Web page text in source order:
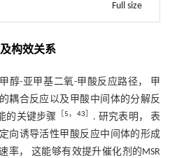
Full size
构效关系
醇-亚甲基二氧-甲酸反应路径， 甲
耦合反应以及甲酸中间体的分解反
的关键步骤
［5， 43
. 研究表明， 表
向诱导活性甲酸反应中间体的形成
率， 这能够有效提升催化剂的MSR